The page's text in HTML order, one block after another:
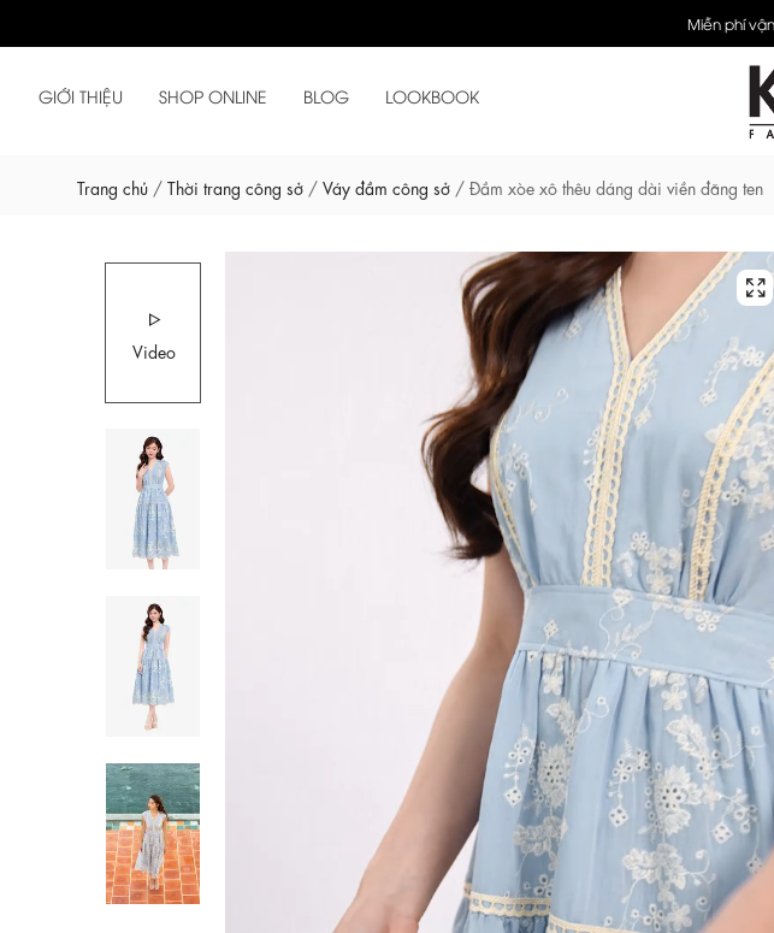
Miễn phí
GIỚI THIỆU SHOP ONLINE BLOG LOOKBOOK
Trang chủ / Thời trang công sở / Váy đầm công sở / Đầm xòe xô thêu dáng dài viền đăng ten
Video